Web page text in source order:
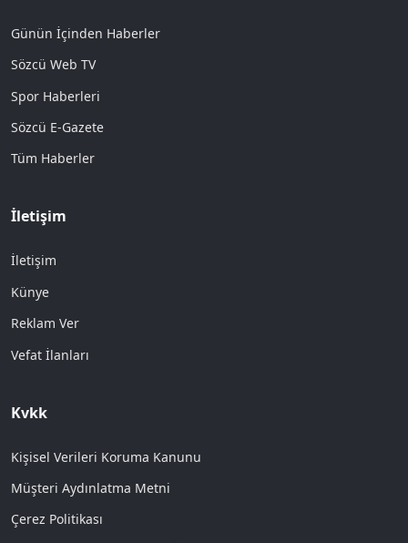
Günün İçinden Haberler
Sözcü Web TV
Spor Haberleri
Sözcü E-Gazete
Tüm Haberler
İletişim
İletişim
Künye
Reklam Ver
Vefat İlanları
Kvkk
Kişisel Verileri Koruma Kanunu
Müşteri Aydınlatma Metni
Çerez Politikası